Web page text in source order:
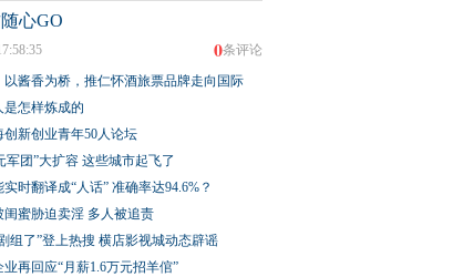
心GO
0条评论
以酱香为桥，推仁怀酒旅票品牌走向国际
是怎样炼成的
创新创业青年50人论坛
军团”大扩容 这些城市起飞了
时翻译成“人话” 准确率达94.6%？
闺蜜胁迫卖淫 多人被追责
组了”登上热搜 横店影视城动态辟谣
业再回应“月薪1.6万元招羊倌”